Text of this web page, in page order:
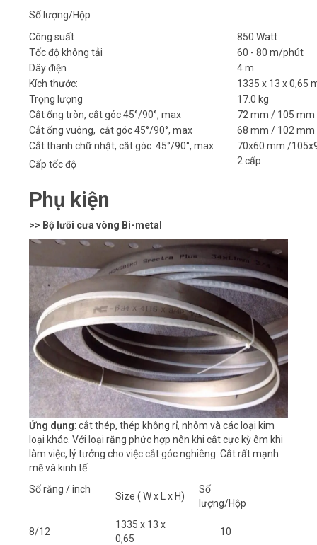
Số lượng/Hộp
Công suất
850 Watt
Tốc độ không tải
60 - 80 m/phút
Dây điện
4 m
Kích thước:
1335 x 13 x 0,65
Trọng lượng
17.0 kg
Cắt ống tròn, cắt góc 45°/90°, max
72 mm / 105 mm
Cắt ống vuông, cắt góc 45°/90°, max
68 mm / 102 mm
Cắt thanh chữ nhật, cắt góc 45°/90°, max
70x60 mm /
Cấp tốc độ
2 cấp
Phụ kiện
>> Bộ lưỡi cưa vòng Bi-metal
Ứng dụng: cắt thép, thép không rỉ, nhôm và các loại kim
loại khác. Với loại răng phức hợp nên khi cắt cực kỳ êm khi
làm việc, lý tưởng cho việc cắt góc nghiêng. Cắt rất mạnh
mẽ và kinh tế.
Số răng / inch
Size ( W x L x H)
Số
lượng/Hộp
8/12
1335 x 13 x
0,65
10